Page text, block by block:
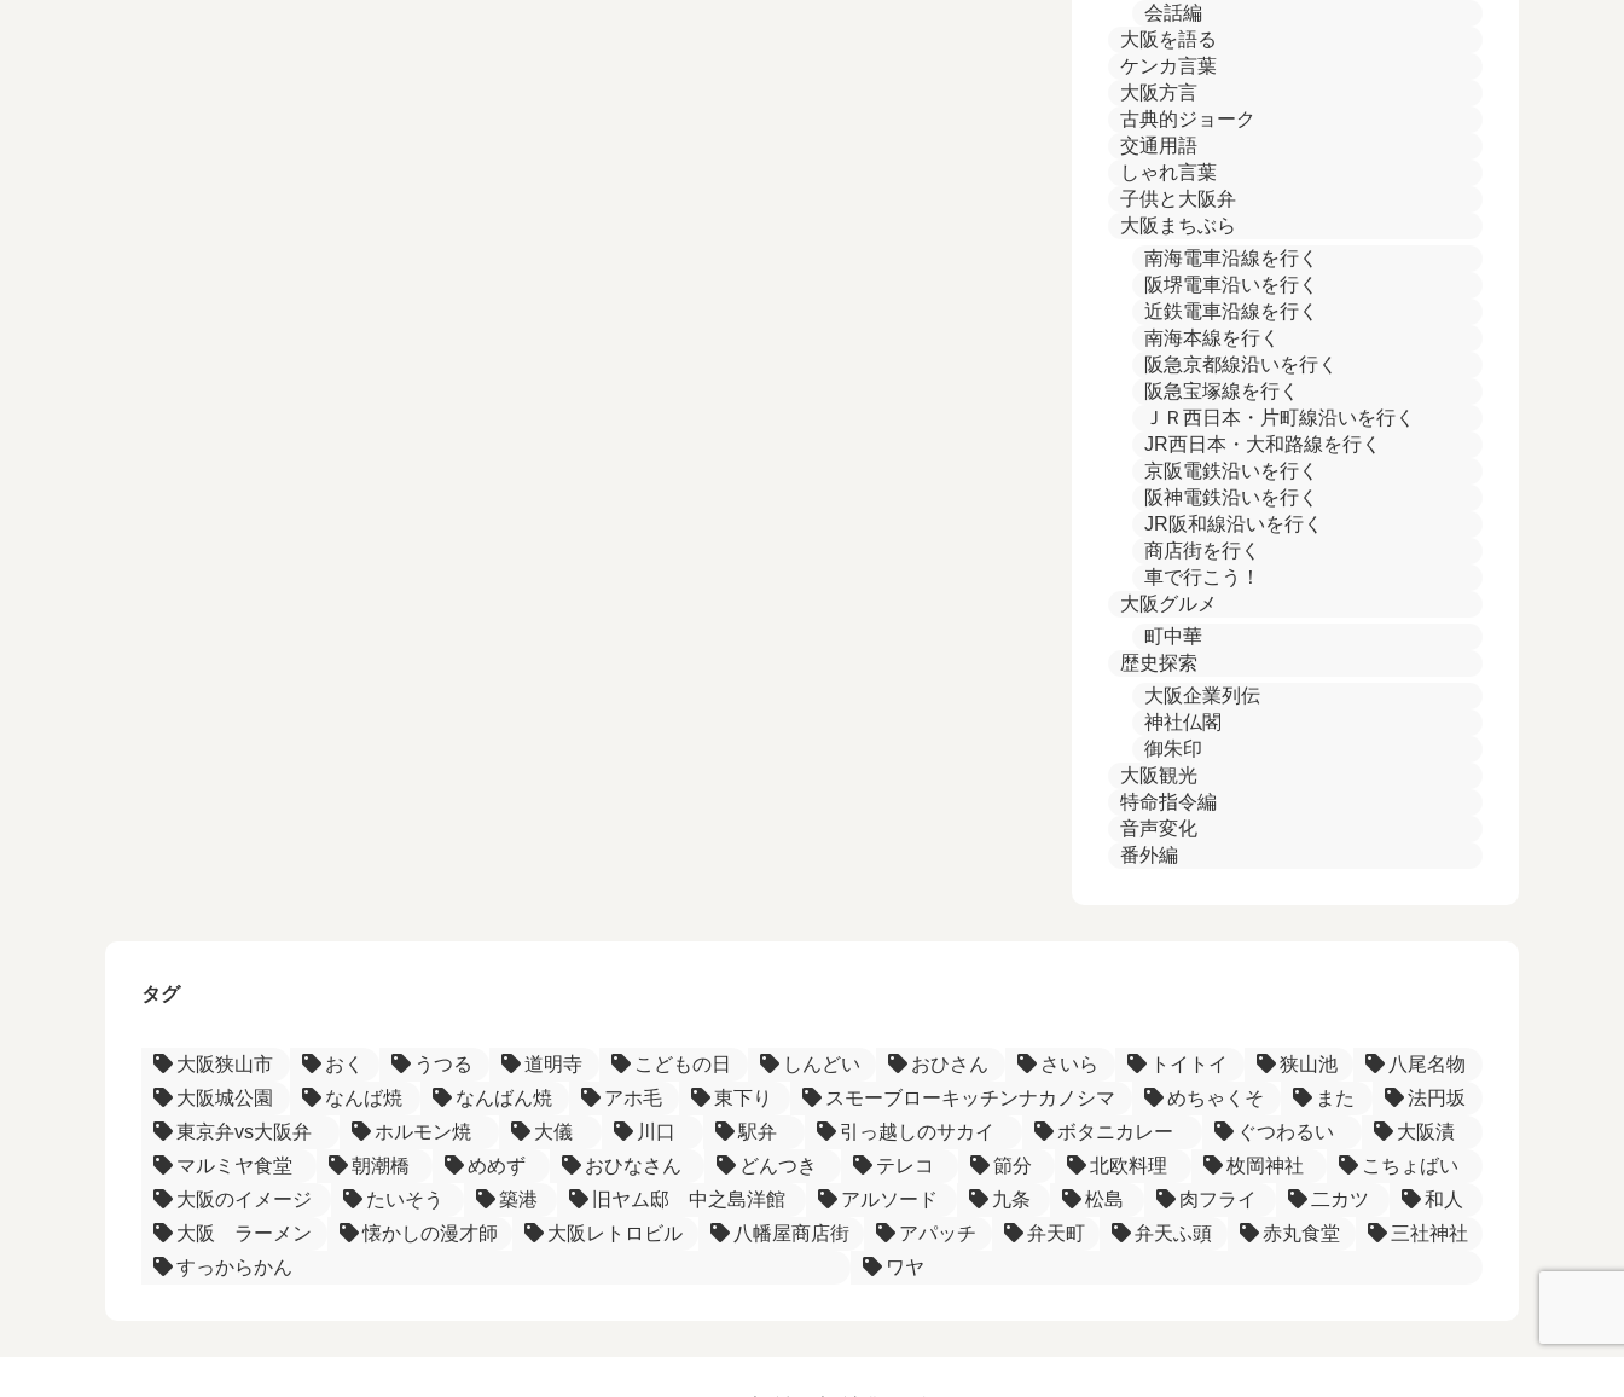
会話編
大阪を語る
ケンカ言葉
大阪方言
古典的ジョーク
交通用語
しゃれ言葉
子供と大阪弁
大阪まちぶら
南海電車沿線を行く
阪堺電車沿いを行く
近鉄電車沿線を行く
南海本線を行く
阪急京都線沿いを行く
阪急宝塚線を行く
ＪＲ西日本・片町線沿いを行く
JR西日本・大和路線を行く
京阪電鉄沿いを行く
阪神電鉄沿いを行く
JR阪和線沿いを行く
商店街を行く
車で行こう！
大阪グルメ
町中華
歴史探索
大阪企業列伝
神社仏閣
御朱印
大阪観光
特命指令編
音声変化
番外編
タグ
大阪狭山市 おく うつる 道明寺 こどもの日 しんどい おひさん さいら トイトイ 狭山池
八尾名物
大阪城公園
なんば焼 なんばん焼 アホ毛 東下り スモーブローキッチンナカノシマ めちゃくそ また
法円坂
東京弁vs大阪弁
ホルモン焼 大儀 川口 駅弁 引っ越しのサカイ ボタニカレー ぐつわるい
大阪漬
マルミヤ食堂
朝潮橋 めめず おひなさん どんつき テレコ 節分 北欧料理 枚岡神社
こちょばい
大阪のイメージ
たいそう 築港 旧ヤム邸 中之島洋館 アルソード 九条 松島 肉フライ 二カツ
和人
大阪 ラーメン
懐かしの漫才師 大阪レトロビル 八幡屋商店街 アパッチ 弁天町 弁天ふ頭 赤丸食堂
三社神社
すっからかん
ワヤ